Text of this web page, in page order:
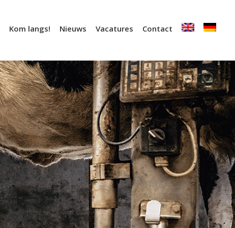
Kom langs! Nieuws Vacatures Contact